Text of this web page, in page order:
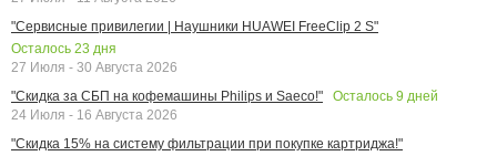
"Сервисные привилегии | Наушники HUAWEI FreeClip 2 S"
Осталось 23 дня
27 Июля - 30 Августа 2026
"Скидка за СБП на кофемашины Philips и Saeco!"
Осталось 9 дней
24 Июля - 16 Августа 2026
"Скидка 15% на систему фильтрации при покупке картриджа!"